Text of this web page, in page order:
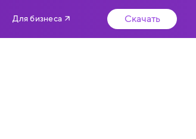
Для бизнеса Скачать